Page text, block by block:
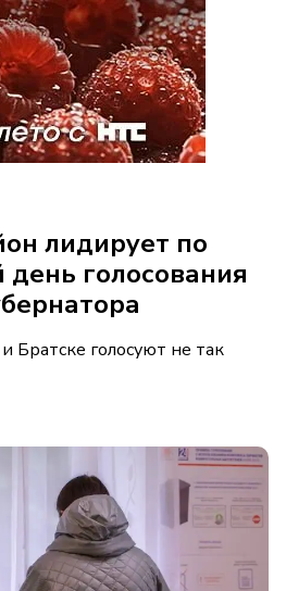
лидирует по
голосования
Братске голосуют не так